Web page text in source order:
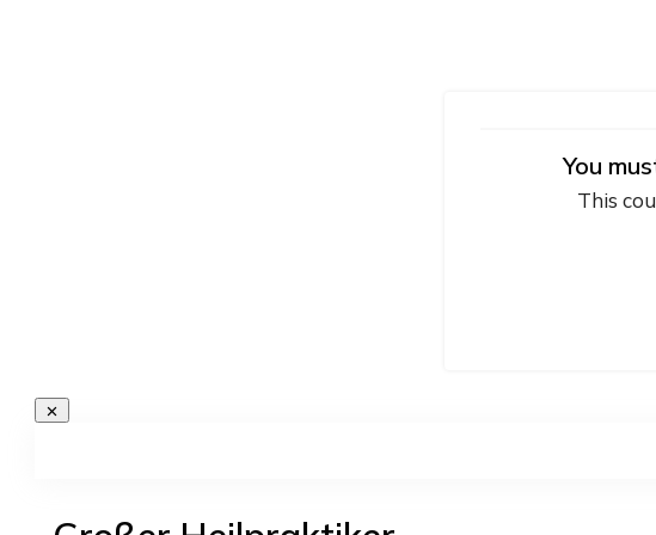
You
This